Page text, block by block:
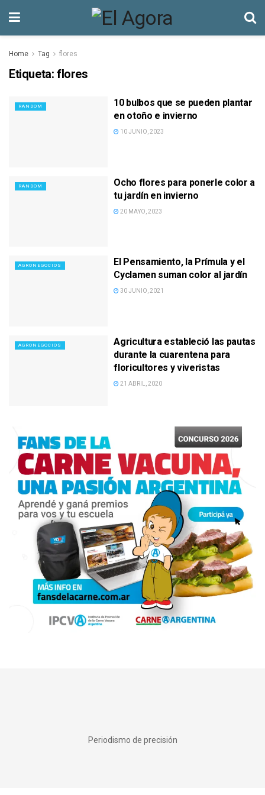
Home Tag flores
Etiqueta: flores
RANDOM
10 bulbos que se pueden plantar
en otoño e invierno
10 JUNIO, 2023
RANDOM
Ocho flores para ponerle color a
tu jardín en invierno
20 MAYO, 2023
AGRONEGOCIOS
El Pensamiento, la Prímula y el
Cyclamen suman color al jardín
30 JUNIO, 2021
AGRONEGOCIOS
Agricultura estableció las pautas
durante la cuarentena para
floricultores y viveristas
21 ABRIL, 2020
Periodismo de precisión